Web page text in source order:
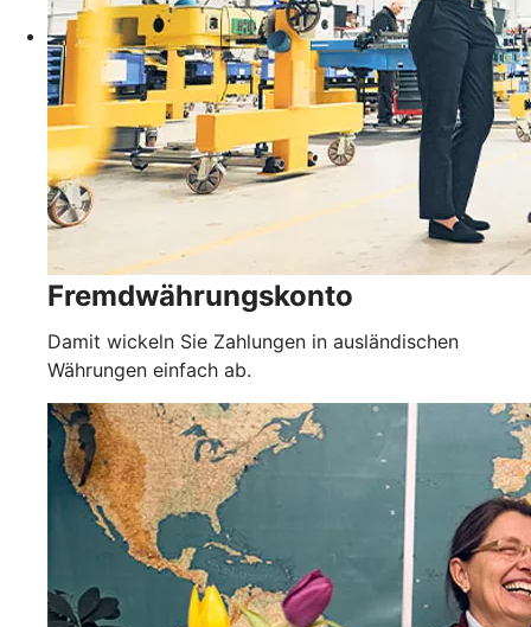
Fremdwährungskonto
Damit wickeln Sie Zahlungen in ausländischen
Währungen einfach ab.